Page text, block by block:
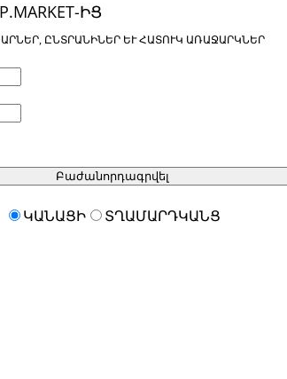
ԻՑ
ԸՆՏՐԱՆԻՆԵՐ ԵՒ ՀԱՏՈՒԿ ԱՌԱՋԱՐԿՆԵՐ
Բաժանորդագրվել
ԿԱՆԱՑԻ ՏՂԱՄԱՐԴԿԱՆՑ